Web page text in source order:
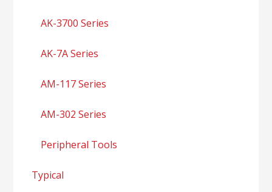
AK-3700 Series
AK-7A Series
AM-117 Series
AM-302 Series
Peripheral Tools
Typical